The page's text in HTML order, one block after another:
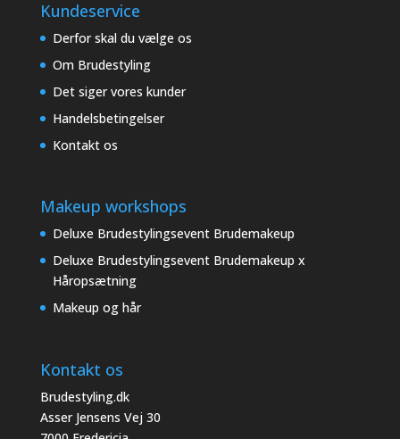
Kundeservice
Derfor skal du vælge os
Om Brudestyling
Det siger vores kunder
Handelsbetingelser
Kontakt os
Makeup workshops
Deluxe Brudestylingsevent Brudemakeup
Deluxe Brudestylingsevent Brudemakeup x
Håropsætning
Makeup og hår
Kontakt os
Brudestyling.dk
Asser Jensens Vej 30